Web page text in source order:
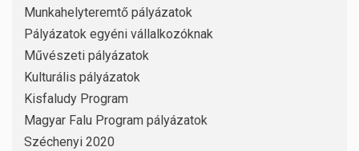
Munkahelyteremtő pályázatok
Pályázatok egyéni vállalkozóknak
Művészeti pályázatok
Kulturális pályázatok
Kisfaludy Program
Magyar Falu Program pályázatok
Széchenyi 2020